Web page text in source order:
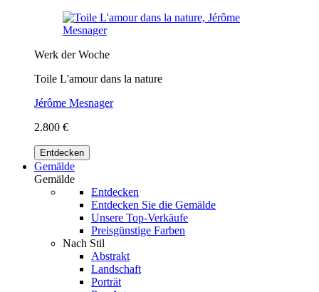
Werk der Woche
Toile L'amour dans la nature
Jérôme Mesnager
2.800 €
Entdecken
Gemälde
Gemälde
Entdecken
Entdecken Sie die Gemälde
Unsere Top-Verkäufe
Preisgünstige Farben
Nach Stil
Abstrakt
Landschaft
Porträt